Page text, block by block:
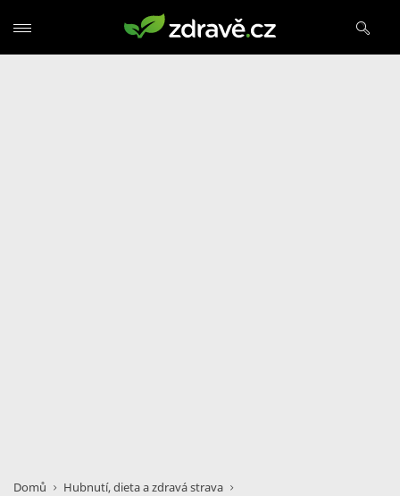
Domů
Hubnutí, dieta a zdravá strava